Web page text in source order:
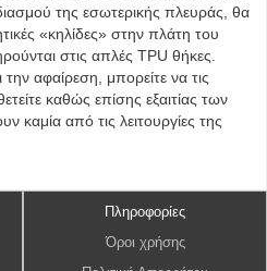
της εσωτερικής πλευράς, θα
«κηλίδες» στην πλάτη του
στις απλές TPU θήκες.
αφαίρεση, μπορείτε να τις
καθώς επίσης εξαιτίας των
καμία από τις λειτουργίες της
Πληροφορίες
Όροι χρήσης